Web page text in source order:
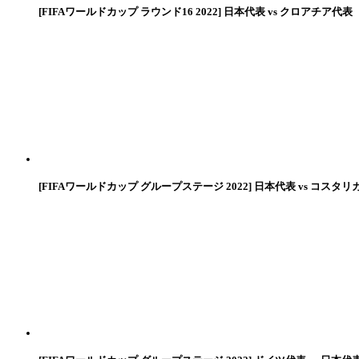
[FIFAワールドカップ ラウンド16 2022] 日本代表 vs クロアチア代表
[FIFAワールドカップ グループステージ 2022] 日本代表 vs コスタリ